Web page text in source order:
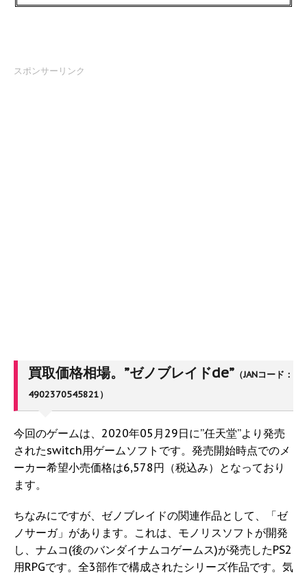
スポンサーリンク
買取価格相場。”ゼノブレイドde” （JANコード：
4902370545821）
今回のゲームは、2020年05月29日に”任天堂”より発売
されたswitch用ゲームソフトです。発売開始時点でのメ
ーカー希望小売価格は6,578円（税込み）となっており
ます。
ちなみにですが、ゼノブレイドの関連作品として、「ゼ
ノサーガ」があります。これは、モノリスソフトが開発
し、ナムコ(後のバンダイナムコゲームス)が発売したPS2
用RPGです。全3部作で構成されたシリーズ作品です。気